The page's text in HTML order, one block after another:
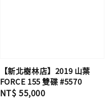
【新北樹林店】2019 山葉
FORCE 155 雙碟 #5570
Regular
NT$ 55,000